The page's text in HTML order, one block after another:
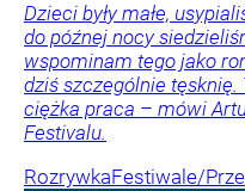
Dzieci były małe,
do późnej nocy
wspominam tego jako
dziś szczególnie tęsknię.
ciężka praca – mówi
Festivalu.
RozrywkaFestiwale/